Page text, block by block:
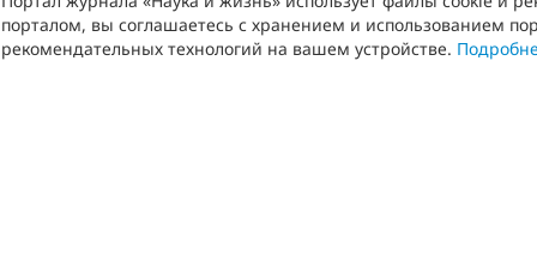
порталом, вы соглашаетесь с хранением и использованием
рекомендательных технологий на вашем устройстве.